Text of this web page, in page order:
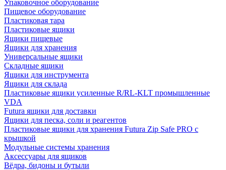
Упаковочное оборудование
Пищевое оборудование
Пластиковая тара
Пластиковые ящики
Ящики пищевые
Ящики для хранения
Универсальные ящики
Складные ящики
Ящики для инструмента
Ящики для склада
Пластиковые ящики усиленные R/RL-KLT промышленные
VDA
Futura ящики для доставки
Ящики для песка, соли и реагентов
Пластиковые ящики для хранения Futura Zip Safe PRO с
крышкой
Модульные системы хранения
Аксессуары для ящиков
Вёдра, бидоны и бутыли